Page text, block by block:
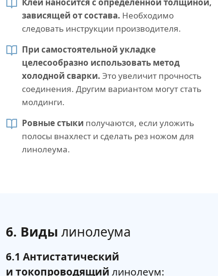
Клей наносится с определенной толщиной,
зависящей от состава. Необходимо
следовать инструкции производителя.
При самостоятельной укладке
целесообразно использовать метод
холодной сварки. Это увеличит прочность
соединения. Другим вариантом могут стать
молдинги.
Ровные стыки получаются, если уложить
полосы внахлест и сделать рез ножом для
линолеума.
6. Виды линолеума
6.1 Антистатический
и токопроводящий линолеум: